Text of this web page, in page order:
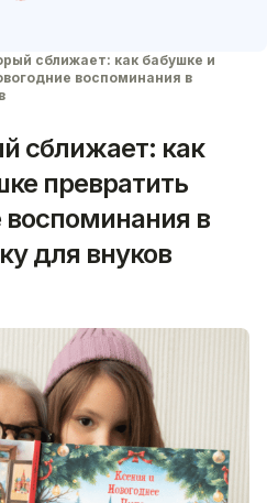
сближает: как бабушке и
воспоминания в
сближает: как
превратить
воспоминания в
для внуков